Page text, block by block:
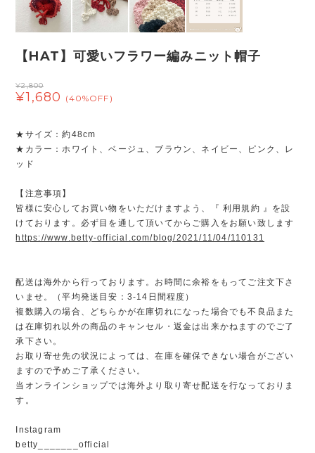
【HAT】可愛いフラワー編みニット帽子
¥2,800
¥1,680 (40%OFF)
★サイズ：約48cm
★カラー：ホワイト、ベージュ、ブラウン、ネイビー、ピンク、レ
ッド
【注意事項】
皆様に安心してお買い物をいただけますよう、『 利用規約 』を設
けております。必ず目を通して頂いてからご購入をお願い致します
https://www.betty-official.com/blog/2021/11/04/110131
配送は海外から行っております。お時間に余裕をもってご注文下さ
いませ。（平均発送目安：3-14日間程度）
複数購入の場合、どちらかが在庫切れになった場合でも不良品また
は在庫切れ以外の商品のキャンセル・返金は出来かねますのでご了
承下さい。
お取り寄せ先の状況によっては、在庫を確保できない場合がござい
ますので予めご了承ください。
当オンラインショップでは海外より取り寄せ配送を行なっておりま
す。
Instagram
betty_______official